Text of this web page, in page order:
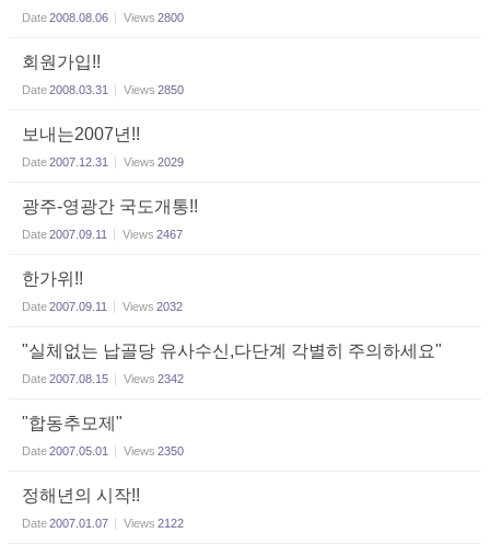
Date2008.08.06 Views 2800
회원가입!!
Date2008.03.31 Views 2850
보내는2007년!!
Date2007.12.31 Views 2029
광주-영광간 국도개통!!
Date2007.09.11 Views 2467
한가위!!
Date2007.09.11 Views 2032
"실체없는 납골당 유사수신,다단계 각별히 주의하세요"
Date2007.08.15 Views 2342
"합동추모제"
Date2007.05.01 Views 2350
정해년의 시작!!
Date2007.01.07 Views 2122